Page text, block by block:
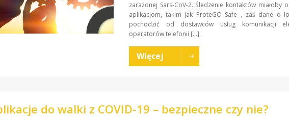
zarażonej Sars-CoV-2. Śledzenie kontaktów miałoby
aplikacjom, takim jak ProteGO Safe , zaś dane o
pochodzić od dostawców usług komunikacji
operatorów telefonii […]
Więcej
do walki z COVID-19 – bezpieczne czy nie?